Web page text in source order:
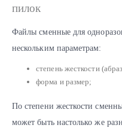
пилок
Файлы сменные для
нескольким параметрам:
степень жесткости
форма и размер;
По степени жесткости
может быть настолько же